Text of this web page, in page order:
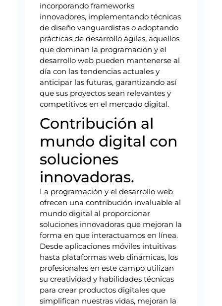
incorporando frameworks
innovadores, implementando técnicas
de diseño vanguardistas o adoptando
prácticas de desarrollo ágiles, aquellos
que dominan la programación y el
desarrollo web pueden mantenerse al
día con las tendencias actuales y
anticipar las futuras, garantizando así
que sus proyectos sean relevantes y
competitivos en el mercado digital.
Contribución al
mundo digital con
soluciones
innovadoras.
La programación y el desarrollo web
ofrecen una contribución invaluable al
mundo digital al proporcionar
soluciones innovadoras que mejoran la
forma en que interactuamos en línea.
Desde aplicaciones móviles intuitivas
hasta plataformas web dinámicas, los
profesionales en este campo utilizan
su creatividad y habilidades técnicas
para crear productos digitales que
simplifican nuestras vidas, mejoran la